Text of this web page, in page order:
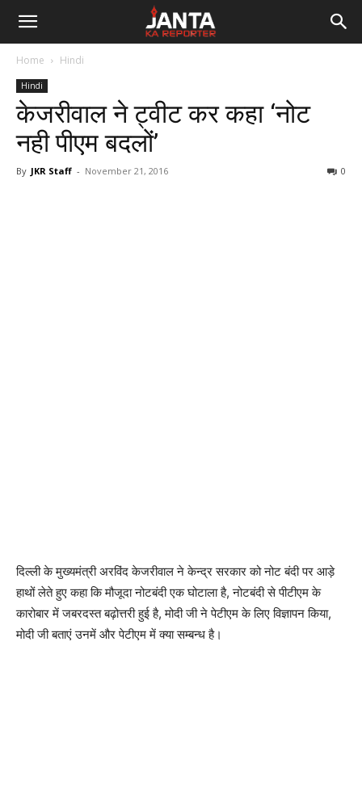
Janta
Reporter
Home Hindi
Hindi
केजरीवाल ने ट्वीट कर कहा ‘नोट
नही पीएम बदलों’
By JKR Staff - November 21, 2016 0
दिल्ली के मुख्यमंत्री अरविंद केजरीवाल ने केन्द्र सरकार को नोट बंदी पर आड़े
हाथों लेते हुए कहा कि मौजूदा नोटबंदी एक घोटाला है, नोटबंदी से पीटीएम के
कारोबार में जबरदस्त बढ़ोत्तरी हुई है, मोदी जी ने पेटीएम के लिए विज्ञापन किया,
मोदी जी बताएं उनमें और पेटीएम में क्या सम्बन्ध है।